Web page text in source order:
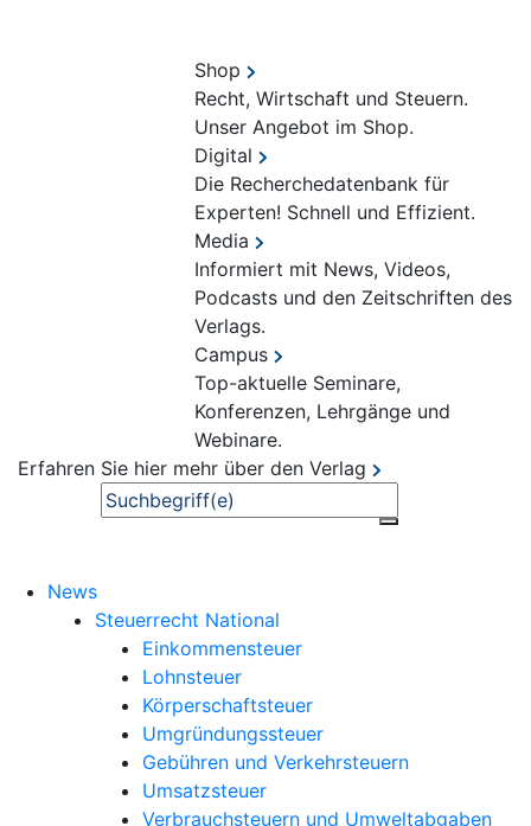
Shop
Recht, Wirtschaft und Steuern.
Unser Angebot im Shop.
Digital
Die Recherchedatenbank für
Experten! Schnell und Effizient.
Media
Informiert mit News, Videos,
Podcasts und den Zeitschriften des
Verlags.
Campus
Top-aktuelle Seminare,
Konferenzen, Lehrgänge und
Webinare.
Erfahren Sie hier mehr über den Verlag
Suche
News
Steuerrecht National
Einkommensteuer
Lohnsteuer
Körperschaftsteuer
Umgründungssteuer
Gebühren und Verkehrsteuern
Umsatzsteuer
Verbrauchsteuern und Umweltabgaben